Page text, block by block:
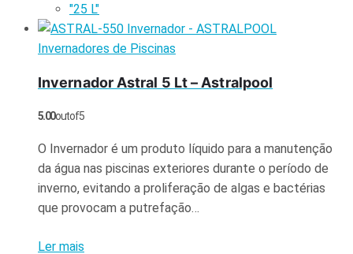
"25 L"
Invernadores de Piscinas
Invernador Astral 5 Lt – Astralpool
5.00out of 5
O Invernador é um produto líquido para a manutenção
da água nas piscinas exteriores durante o período de
inverno, evitando a proliferação de algas e bactérias
que provocam a putrefação…
Ler mais